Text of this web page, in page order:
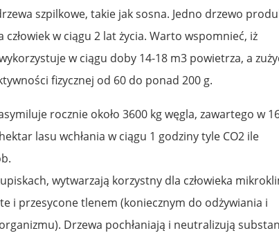
szpilkowe, takie jak sosna. Jedno drzewo
w ciągu 2 lat życia. Warto wspomnieć, iż
w ciągu doby 14-18 m3 powietrza, a
fizycznej od 60 do ponad 200 g.
rocznie około 3600 kg węgla, zawartego w
lasu wchłania w ciągu 1 godziny tyle CO2 ile
wytwarzają korzystny dla człowieka
i przesycone tlenem (koniecznym do odżywiania i
Drzewa pochłaniają i neutralizują